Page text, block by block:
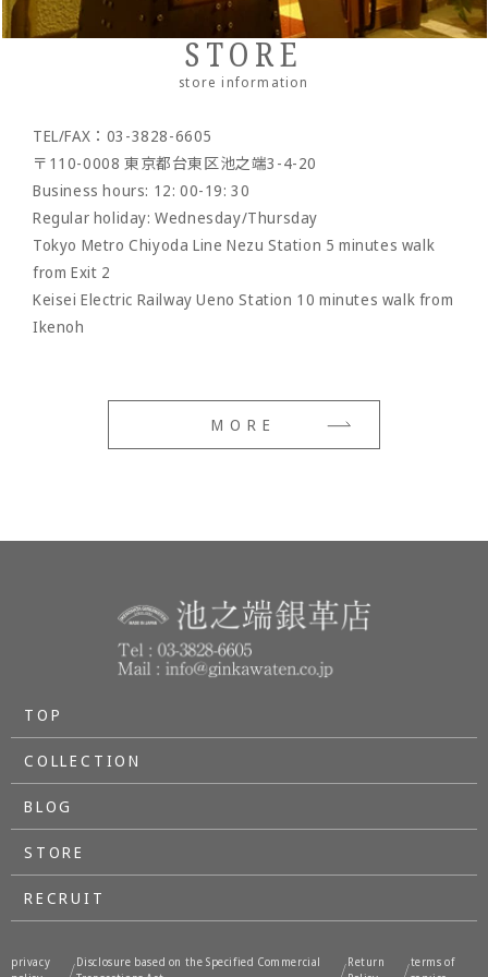
Wallet rope
- Clock/Clock accessories
- Maintenance goods
- option
Reserved product
STORE
store information
TEL/FAX：03-3828-6605
〒110-0008 東京都台東区池之端3-4-20
Business hours: 12: 00-19: 30
Regular holiday: Wednesday/Thursday
Tokyo Metro Chiyoda Line Nezu Station 5 minutes walk
from Exit 2
Keisei Electric Railway Ueno Station 10 minutes walk from
Ikenoh
MORE
TOP
COLLECTION
BLOG
STORE
RECRUIT
privacy
/Disclosure based on the Specified Commercial
/Return
/terms of